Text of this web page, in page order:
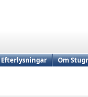
Efterlysningar Om